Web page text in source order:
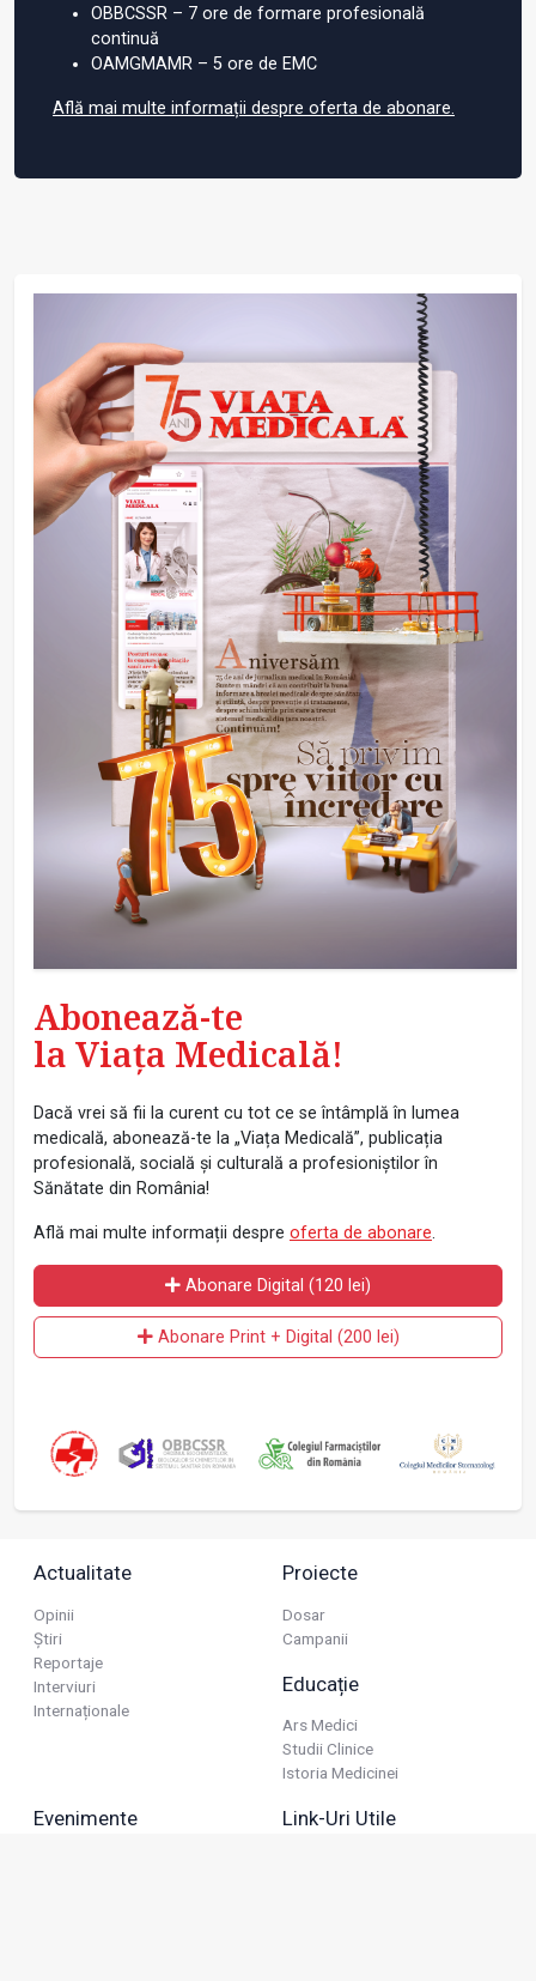
OBBCSSR – 7 ore de formare profesională
continuă
OAMGMAMR – 5 ore de EMC
Află mai multe informații despre oferta de abonare.
Abonează-te
la Viața Medicală!
Dacă vrei să fii la curent cu tot ce se întâmplă în lumea
medicală, abonează-te la „Viața Medicală”, publicația
profesională, socială și culturală a profesioniștilor în
Sănătate din România!
Află mai multe informații despre oferta de abonare.
Abonare Digital (120 lei)
Abonare Print + Digital (200 lei)
Actualitate
Opinii
Știri
Reportaje
Interviuri
Internaționale
Proiecte
Dosar
Campanii
Educație
Ars Medici
Studii Clinice
Istoria Medicinei
Evenimente Link-Uri Utile